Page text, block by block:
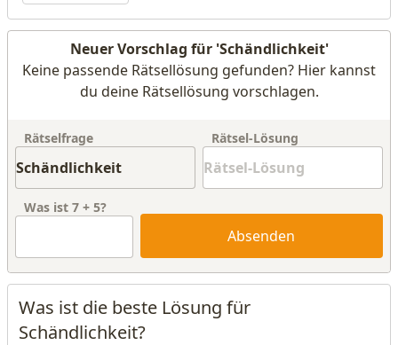
Neuer Vorschlag für 'Schändlichkeit'
Keine passende Rätsellösung gefunden? Hier kannst
du deine Rätsellösung vorschlagen.
Rätselfrage Rätsel-Lösung
Was ist 7 + 5?
Absenden
Was ist die beste Lösung für
Schändlichkeit?